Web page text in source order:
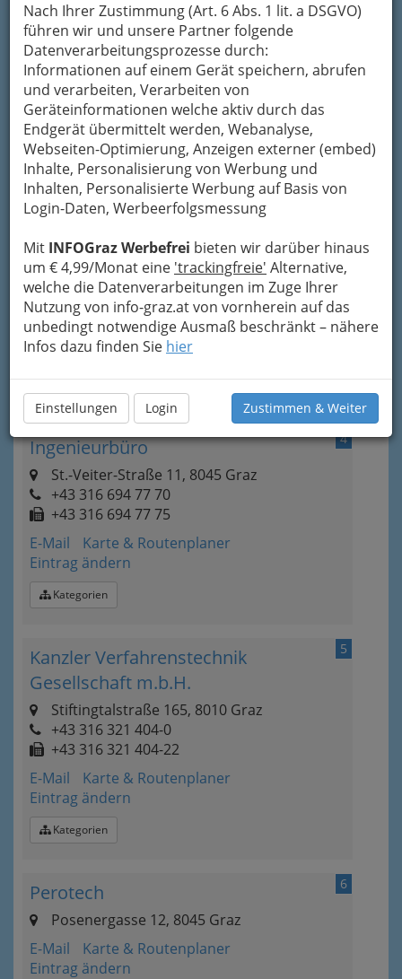
Nach Ihrer Zustimmung (Art. 6 Abs. 1 lit. a DSGVO)
führen wir und unsere Partner folgende
Datenverarbeitungsprozesse durch:
Informationen auf einem Gerät speichern, abrufen
und verarbeiten, Verarbeiten von
Geräteinformationen welche aktiv durch das
Endgerät übermittelt werden, Webanalyse,
Webseiten-Optimierung, Anzeigen externer (embed)
Inhalte, Personalisierung von Werbung und
Inhalten, Personalisierte Werbung auf Basis von
Login-Daten, Werbeerfolgsmessung
Mit INFOGraz Werbefrei bieten wir darüber hinaus
um € 4,99/Monat eine 'trackingfreie' Alternative,
welche die Datenverarbeitungen im Zuge Ihrer
Nutzung von info-graz.at von vornherein auf das
unbedingt notwendige Ausmaß beschränkt – nähere
Infos dazu finden Sie hier
Einstellungen Login Zustimmen & Weiter
Eintrag ändern
Kategorien
Cleaner Production
Am Eisernen Tor 2, 8010 Graz
+43 316 407 988
+43 316 407 988 - 30
Karte & Routenplaner
Eintrag ändern
D.C.E.
Frühlingstraße 4, 8053 Graz
Karte & Routenplaner
Eintrag ändern
Kategorien
4
Ingenieurbüro
St.-Veiter-Straße 11, 8045 Graz
+43 316 694 77 70
+43 316 694 77 75
E-Mail
Karte & Routenplaner
Eintrag ändern
Kategorien
5
Kanzler Verfahrenstechnik
Gesellschaft m.b.H.
Stiftingtalstraße 165, 8010 Graz
+43 316 321 404-0
+43 316 321 404-22
E-Mail
Karte & Routenplaner
Eintrag ändern
Kategorien
6
Perotech
Posenergasse 12, 8045 Graz
E-Mail
Karte & Routenplaner
Eintrag ändern